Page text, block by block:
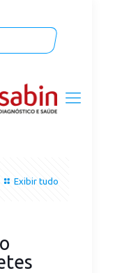
Exibir tudo